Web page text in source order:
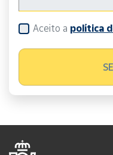
Aceito a política